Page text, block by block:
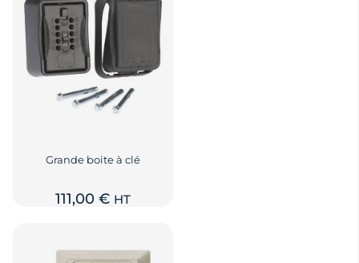
Grande boite à clé
111,00 € HT